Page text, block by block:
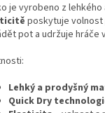
je vyrobeno z
poskytuje volnost
pot a udržuje hráče
Lehký a prodyšný
Quick Dry